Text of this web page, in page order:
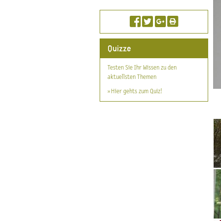
Quizze
Testen Sie Ihr Wissen zu den
aktuellsten Themen
» Hier gehts zum Quiz!